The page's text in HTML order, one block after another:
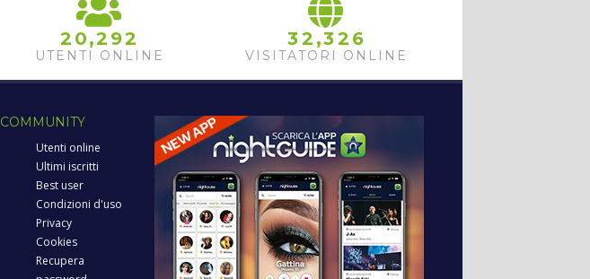
2 0,2 92
UTENTI ONLINE
32 ,32 6
VISITATORI ONLINE
COMMUNITY
Utenti online
Ultimi iscritti
Best user
Condizioni d'uso
Privacy
Cookies
Recupera